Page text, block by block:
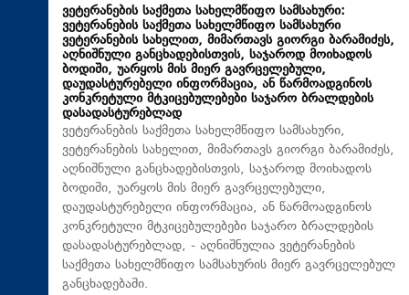
ვეტერანების საქმეთა სახელმწიფო სამსახური:
ვეტერანების საქმეთა სახელმწიფო სამსახური
ვეტერანების სახელით, მიმართავს გიორგი ბარამიძეს,
აღნიშნული განცხადებისთვის, საჯაროდ მოიხადოს
ბოდიში, უარყოს მის მიერ გავრცელებული,
დაუდასტურებელი ინფორმაცია, ან წარმოადგინოს
კონკრეტული მტკიცებულებები საჯარო ბრალდების
დასადასტურებლად
ვეტერანების საქმეთა სახელმწიფო სამსახური,
ვეტერანების სახელით, მიმართავს გიორგი ბარამიძეს,
აღნიშნული განცხადებისთვის, საჯაროდ მოიხადოს
ბოდიში, უარყოს მის მიერ გავრცელებული,
დაუდასტურებელი ინფორმაცია, ან წარმოადგინოს
კონკრეტული მტკიცებულებები საჯარო ბრალდების
დასადასტურებლად, - აღნიშნულია ვეტერანების
საქმეთა სახელმწიფო სამსახურის მიერ გავრცელებულ
განცხადებაში.